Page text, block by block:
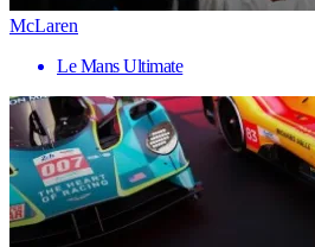
McLaren
Le Mans Ultimate